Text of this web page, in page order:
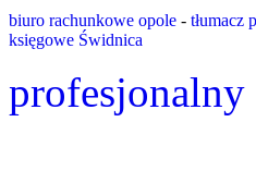
biuro rachunkowe opole - tłumacz
księgowe Świdnica